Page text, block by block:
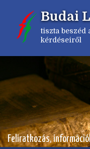
tartalomra
Budai
tiszta beszéd
kérdéseiről
Feliratkozás,